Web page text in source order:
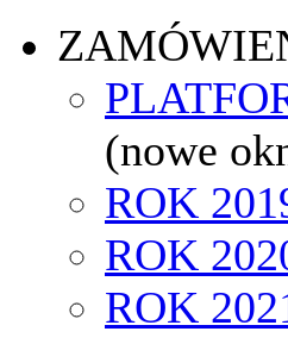
(nowe
ROK
ROK
ROK